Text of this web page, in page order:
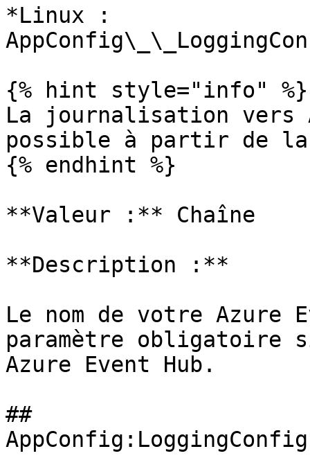
*Linux :
{% hint style="info" %}
La journalisation vers
possible à partir de
{% endhint %}
**Valeur :** Chaîne
**Description :**
Le nom de votre Azure
paramètre obligatoire
Azure Event Hub.
##